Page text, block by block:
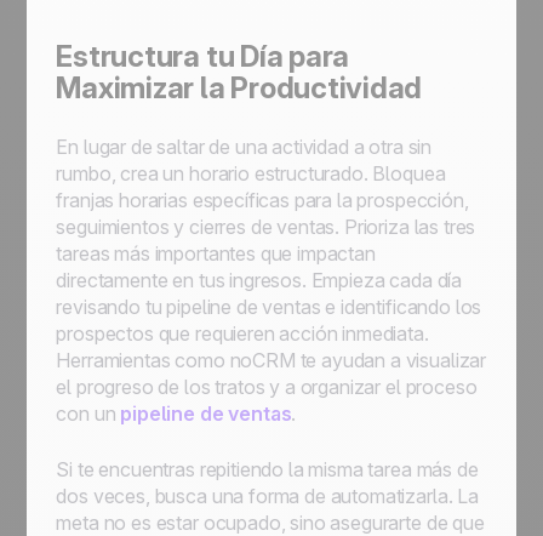
Estructura tu Día para
Maximizar la Productividad
En lugar de saltar de una actividad a otra sin
rumbo, crea un horario estructurado. Bloquea
franjas horarias específicas para la prospección,
seguimientos y cierres de ventas. Prioriza las tres
tareas más importantes que impactan
directamente en tus ingresos. Empieza cada día
revisando tu pipeline de ventas e identificando los
prospectos que requieren acción inmediata.
Herramientas como noCRM te ayudan a visualizar
el progreso de los tratos y a organizar el proceso
con un pipeline de ventas.
Si te encuentras repitiendo la misma tarea más de
dos veces, busca una forma de automatizarla. La
meta no es estar ocupado, sino asegurarte de que